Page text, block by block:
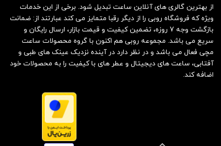
از بهترین گالری های آنلاین ساعت تبدیل شود. برخی از این خدمات
ویژه که فروشگاه روبی را از دیگر رقبا متمایز می کند عبارتند از: ضمانت
بازگشت وجه 7 روزه، تضمین کیفیت و قیمت بازار، ارسال رایگان و
سریع می باشد. مجموعه روبی هم اکنون با گروه محصولات ساعت
مچی فعال می باشد و در نظر دارد در آینده نزدیک عینک های طبی و
آفتابی، ساعت های دیجیتال و عطر های با کیفیت را به محصولات خود
اضافه کند.